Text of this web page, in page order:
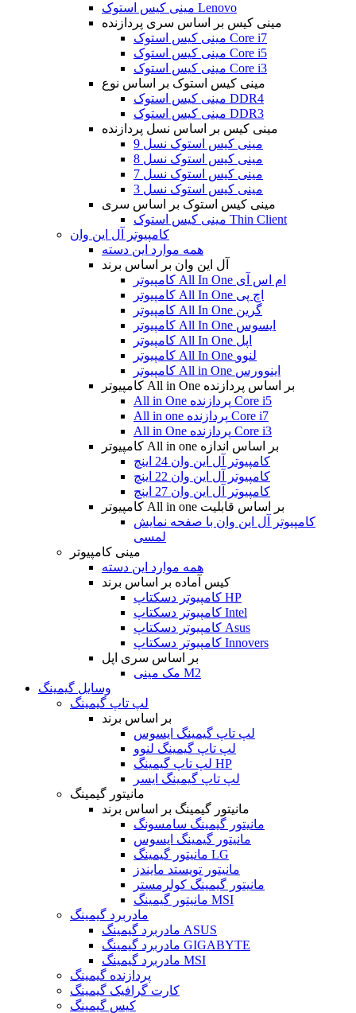
مینی کیس استوک Lenovo
مینی کیس بر اساس سری پردازنده
مینی کیس استوک Core i7
مینی کیس استوک Core i5
مینی کیس استوک Core i3
مینی کیس استوک بر اساس نوع
مینی کیس استوک DDR4
مینی کیس استوک DDR3
مینی کیس بر اساس نسل پردازنده
مینی کیس استوک نسل 9
مینی کیس استوک نسل 8
مینی کیس استوک نسل 7
مینی کیس استوک نسل 3
مینی کیس استوک بر اساس سری
مینی کیس استوک Thin Client
کامپیوتر آل این وان
همه موارد این دسته
آل این وان بر اساس برند
کامپیوتر All In One ام اس آی
کامپیوتر All In One اچ پی
کامپیوتر All In One گرین
کامپیوتر All In One ایسوس
کامپیوتر All In One اپل
کامپیوتر All In One لنوو
کامپیوتر All in One اینوورس
کامپیوتر All in One بر اساس پردازنده
All in One پردازنده Core i5
All in one پردازنده Core i7
All in One پردازنده Core i3
کامپیوتر All in one بر اساس اندازه
کامپیوتر آل این وان 24 اینچ
کامپیوتر آل این وان 22 اینچ
کامپیوتر آل این وان 27 اینچ
کامپیوتر All in one بر اساس قابلیت
کامپیوتر آل این وان با صفحه نمایش
لمسی
مینی کامپیوتر
همه موارد این دسته
کیس آماده بر اساس برند
کامپیوتر دسکتاپ HP
کامپیوتر دسکتاپ Intel
کامپیوتر دسکتاپ Asus
کامپیوتر دسکتاپ Innovers
بر اساس سری اپل
مک مینی M2
وسایل گیمینگ
لپ تاپ گیمینگ
بر اساس برند
لپ تاپ گیمینگ ایسوس
لپ تاپ گیمینگ لنوو
لپ تاپ گیمینگ HP
لپ تاپ گیمینگ ایسر
مانیتور گیمینگ
مانیتور گیمینگ بر اساس برند
مانیتور گیمینگ سامسونگ
مانیتور گیمینگ ایسوس
مانیتور گیمینگ LG
مانیتور تویستد مایندز
مانیتور گیمینگ کولرمستر
مانیتور گیمینگ MSI
مادربرد گیمینگ
مادربرد گیمینگ ASUS
مادربرد گیمینگ GIGABYTE
مادربرد گیمینگ MSI
پردازنده گیمینگ
کارت گرافیک گیمینگ
کیس گیمینگ